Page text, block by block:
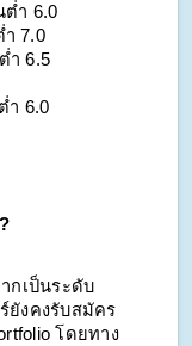
ต่ำ 6.0
7.0
ำ 6.5
ำ 6.0
กเป็นระดับ
ยังคงรับสมัคร
โดยทาง